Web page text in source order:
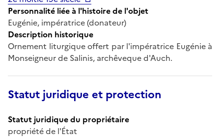
Personnalité liée à l'histoire de l'objet
Eugénie, impératrice (donateur)
Description historique
Ornement liturgique offert par l'impératrice Eugénie à
Monseigneur de Salinis, archêveque d'Auch.
Statut juridique et protection
Statut juridique du propriétaire
propriété de l'État